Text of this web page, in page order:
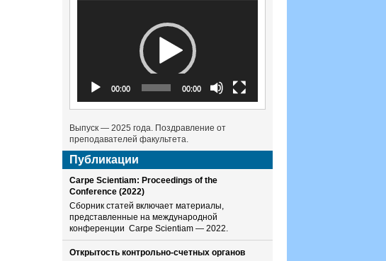
00:00 00:00
Выпуск — 2025 года. Поздравление от
преподавателей факультета.
Публикации
Carpe Scientiam: Proceedings of the
Conference (2022)
Сборник статей включает материалы,
представленные на международной
конференции Carpe Scientiam — 2022.
Открытость контрольно-счетных органов